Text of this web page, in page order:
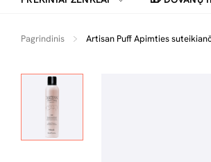
Pagrindinis Artisan Puff Apimties